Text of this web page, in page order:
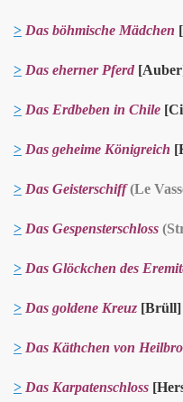
> Das böhmische Mädchen
> Das eherner Pferd
> Das Erdbeben in Chile
> Das geheime Königreich
> Das Geisterschiff (Le
> Das Gespensterschloss
> Das Glöckchen des
> Das goldene Kreuz [Brüll]
> Das Käthchen von
> Das Karpatenschloss